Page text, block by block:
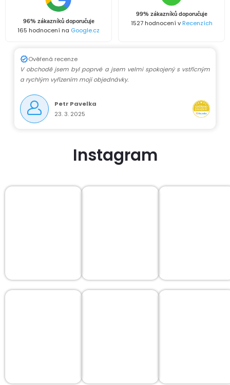
96% zákazníků doporučuje
165 hodnocení na Google.cz
99% zákazníků doporučuje
1527 hodnocení vRecenzích
Ověřená recenze
V obchodě jsem byl poprvé a jsem velmi spokojený s vstřícným
a rychlým vyřízením mojí objednávky.
Petr Pavelka
23. 3. 2025
Instagram